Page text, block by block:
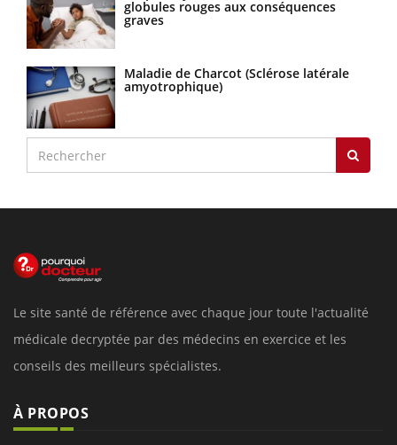
globules rouges aux conséquences
graves
Maladie de Charcot (Sclérose latérale
amyotrophique)
Le site santé de référence avec chaque jour toute l'actualité
médicale decryptée par des médecins en exercice et les
conseils des meilleurs spécialistes.
À PROPOS